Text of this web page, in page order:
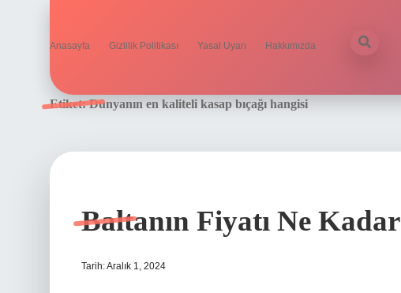
Anasayfa Gizlilik Politikası Yasal Uyarı Hakkımızda
Etiket:Dünyanın en kaliteli kasap bıçağı hangisi
Baltanın Fiyatı Ne Kadar
Tarih: Aralık 1, 2024